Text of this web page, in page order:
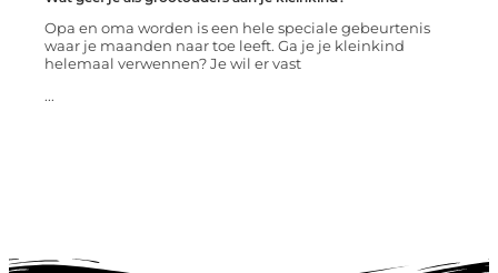
Opa en oma worden is een hele speciale gebeurtenis
waar je maanden naar toe leeft. Ga je je kleinkind
helemaal verwennen? Je wil er vast
...